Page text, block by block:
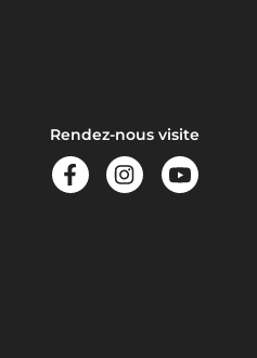
Rendez-nous visite